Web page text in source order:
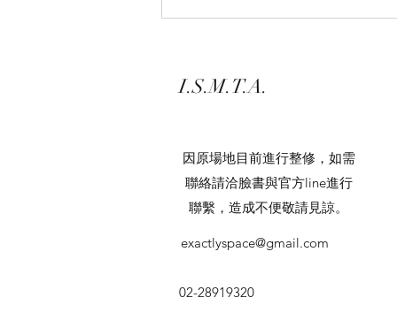
坊， 和大家再次相聚。 #國際慢
舞協會 #慢舞工作坊 #慢舞療癒好
I.S.M.T.A.
​因原場地目前進行整修，如需
聯絡請洽臉書與官方line進行
聯繫，造成不便敬請見諒。
exactlyspace@gmail.com
02-28919320